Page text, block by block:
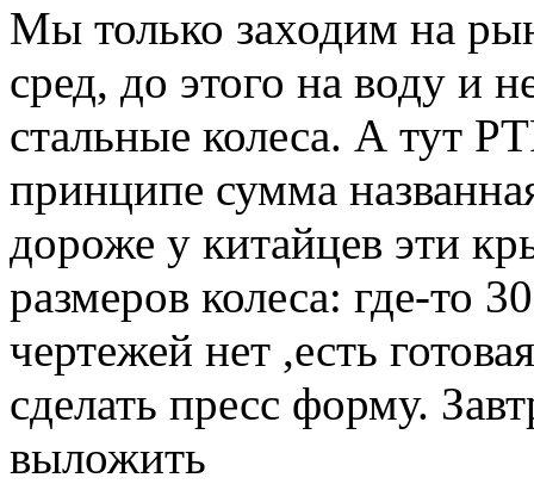
Мы только заходим на
сред, до этого на воду и
стальные колеса. А тут
принципе сумма
дороже у китайцев эти
размеров колеса: где-то
чертежей нет ,есть
сделать пресс форму.
выложить